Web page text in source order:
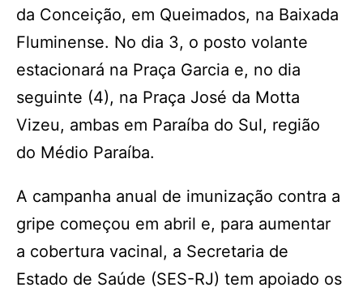
da Conceição, em Queimados, na Baixada
Fluminense. No dia 3, o posto volante
estacionará na Praça Garcia e, no dia
seguinte (4), na Praça José da Motta
Vizeu, ambas em Paraíba do Sul, região
do Médio Paraíba.
A campanha anual de imunização contra a
gripe começou em abril e, para aumentar
a cobertura vacinal, a Secretaria de
Estado de Saúde (SES-RJ) tem apoiado os